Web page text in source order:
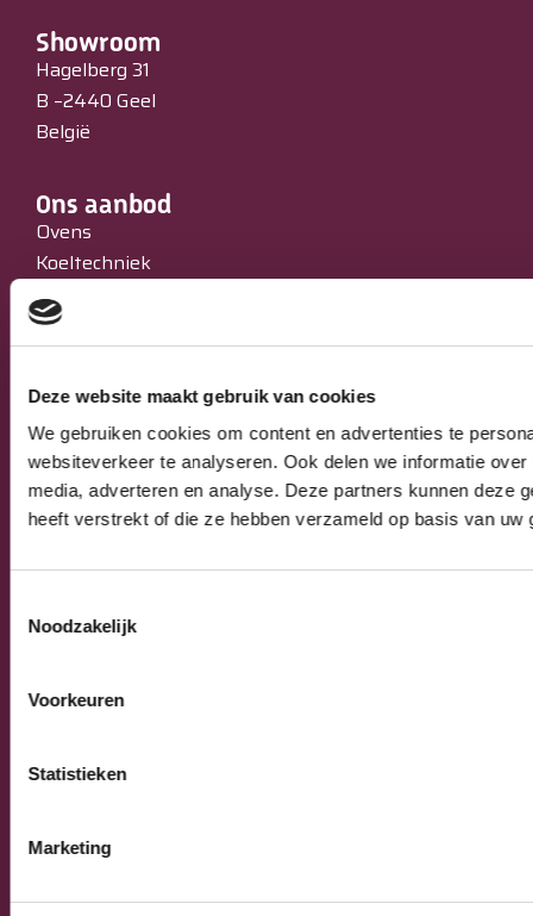
Deze website maakt gebruik van cookies
We gebruiken cookies om content en advertenties te
websiteverkeer te analyseren. Ook delen we informatie
media, adverteren en analyse. Deze partners kunnen deze
heeft verstrekt of die ze hebben verzameld op basis van
Noodzakelijk
Voorkeuren
Statistieken
Marketing
Showroom
Hagelberg 31
B –2440 Geel
België
Ons aanbod
Ovens
Koeltechniek
Bakkerijmachines
IJssalons
Verkoopautomaten
Occasions
Algemeen
Algemene verkoop-, leverings- en
Privacy Policy
© 2026 Burnex Group B.V. | Design by